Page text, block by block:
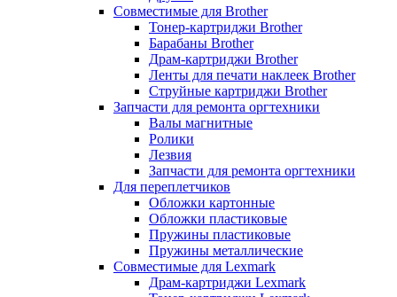
Совместимые для Brother
Тонер-картриджи Brother
Барабаны Brother
Драм-картриджи Brother
Ленты для печати наклеек Brother
Струйные картриджи Brother
Запчасти для ремонта оргтехники
Валы магнитные
Ролики
Лезвия
Запчасти для ремонта оргтехники
Для переплетчиков
Обложки картонные
Обложки пластиковые
Пружины пластиковые
Пружины металлические
Совместимые для Lexmark
Драм-картриджи Lexmark